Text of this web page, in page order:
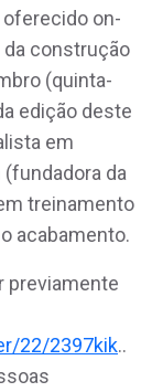
oferecido on-
construção
(quinta-
edição deste
em
da
treinamento
acabamento.
previamente
22/2397kik..